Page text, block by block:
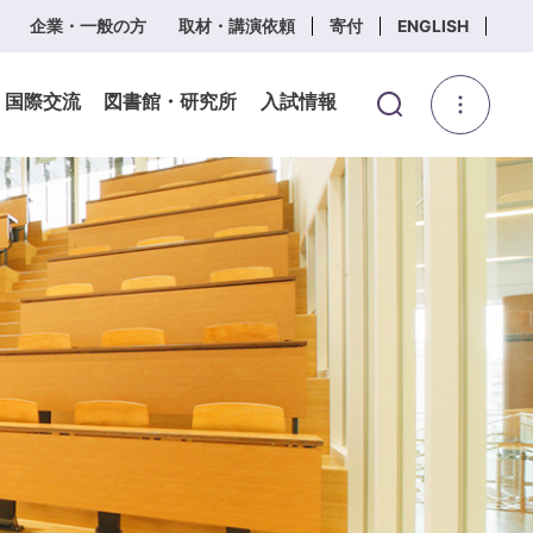
企業・一般の方 取材・講演依頼 寄付 ENGLISH
際交流 図書館・研究所 入試情報